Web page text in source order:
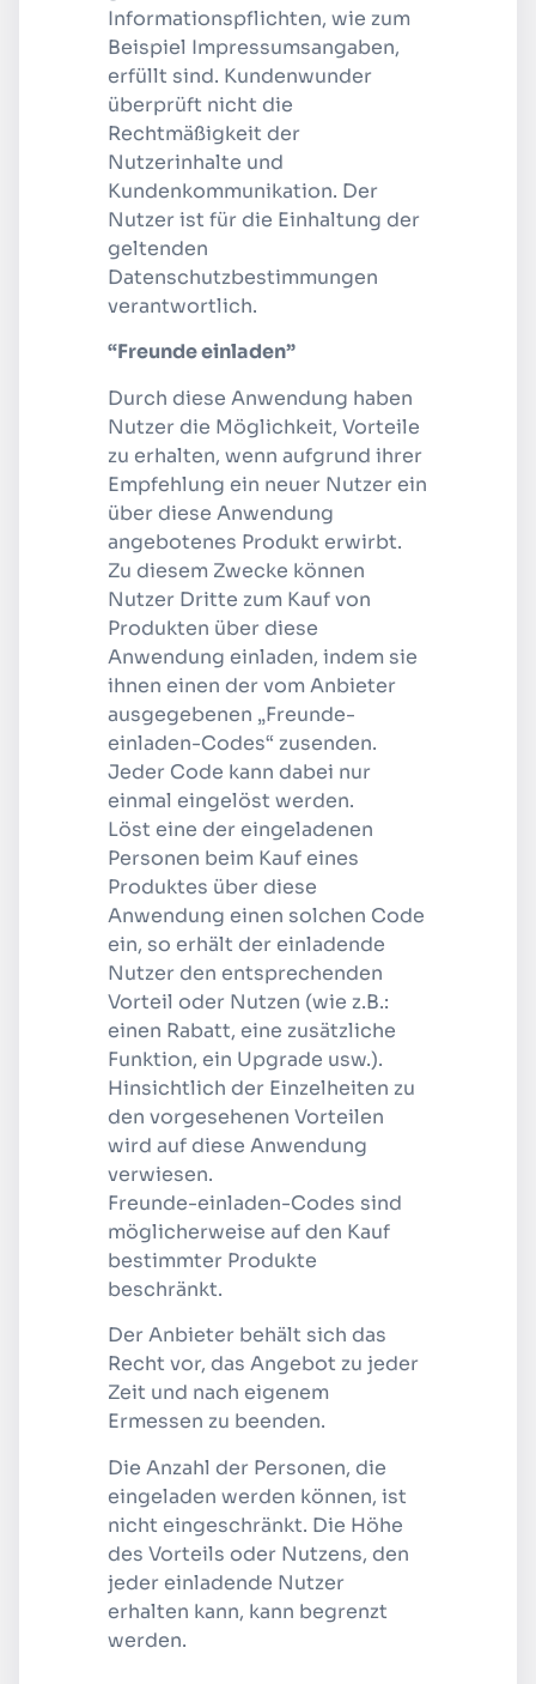
Informationspflichten, wie zum
Beispiel Impressumsangaben,
erfüllt sind. Kundenwunder
überprüft nicht die
Rechtmäßigkeit der
Nutzerinhalte und
Kundenkommunikation. Der
Nutzer ist für die Einhaltung der
geltenden
Datenschutzbestimmungen
verantwortlich.
“Freunde einladen”
Durch diese Anwendung haben
Nutzer die Möglichkeit, Vorteile
zu erhalten, wenn aufgrund ihrer
Empfehlung ein neuer Nutzer ein
über diese Anwendung
angebotenes Produkt erwirbt.
Zu diesem Zwecke können
Nutzer Dritte zum Kauf von
Produkten über diese
Anwendung einladen, indem sie
ihnen einen der vom Anbieter
ausgegebenen „Freunde-
einladen-Codes“ zusenden.
Jeder Code kann dabei nur
einmal eingelöst werden.
Löst eine der eingeladenen
Personen beim Kauf eines
Produktes über diese
Anwendung einen solchen Code
ein, so erhält der einladende
Nutzer den entsprechenden
Vorteil oder Nutzen (wie z.B.:
einen Rabatt, eine zusätzliche
Funktion, ein Upgrade usw.).
Hinsichtlich der Einzelheiten zu
den vorgesehenen Vorteilen
wird auf diese Anwendung
verwiesen.
Freunde-einladen-Codes sind
möglicherweise auf den Kauf
bestimmter Produkte
beschränkt.
Der Anbieter behält sich das
Recht vor, das Angebot zu jeder
Zeit und nach eigenem
Ermessen zu beenden.
Die Anzahl der Personen, die
eingeladen werden können, ist
nicht eingeschränkt. Die Höhe
des Vorteils oder Nutzens, den
jeder einladende Nutzer
erhalten kann, kann begrenzt
werden.